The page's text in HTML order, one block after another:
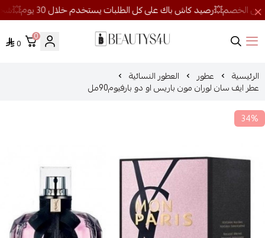
روائح الجمال
0
0
الرئيسية عطور العطور النسائية
عطر ايف سان لوران مون باريس او دو بارفيوم90مل
34%